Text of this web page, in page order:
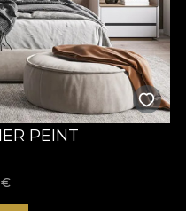
PEINT
€